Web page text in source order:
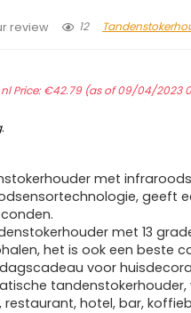
review 12
Price:€42.79(as of 09/04/2023
.
met
geeft
met 13
het is ook een beste
voor
tandenstokerhouder,
restaurant, hotel, bar,